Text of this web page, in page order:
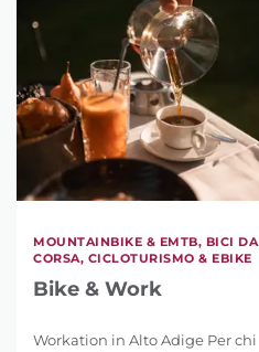
MOUNTAINBIKE & EMTB, BICI DA
CORSA, CICLOTURISMO & EBIKE
Bike & Work
Workation in Alto Adige Per chi